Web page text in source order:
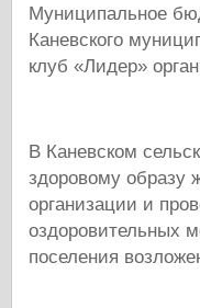
Муниципальное
Каневского
клуб «Лидер»
В Каневском
здоровому образу
организации и
оздоровительных
поселения